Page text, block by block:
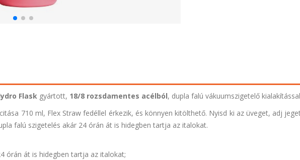
Flask gyártott, 18/8 rozsdamentes acélból, dupla falú vákuumszigetelő
710 ml, Flex Straw fedéllel érkezik, és könnyen kitölthető. Nyisd ki az üveget, adj
falú szigetelés akár 24 órán át is hidegben tartja az italokat.
órán át is hidegben tartja az italokat;